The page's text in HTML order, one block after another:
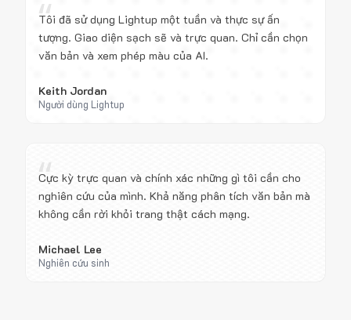
“
Tôi đã sử dụng Lightup một tuần và thực sự ấn
tượng. Giao diện sạch sẽ và trực quan. Chỉ cần chọn
văn bản và xem phép màu của AI.
Keith Jordan
Người dùng Lightup
“
Cực kỳ trực quan và chính xác những gì tôi cần cho
nghiên cứu của mình. Khả năng phân tích văn bản mà
không cần rời khỏi trang thật cách mạng.
Michael Lee
Nghiên cứu sinh